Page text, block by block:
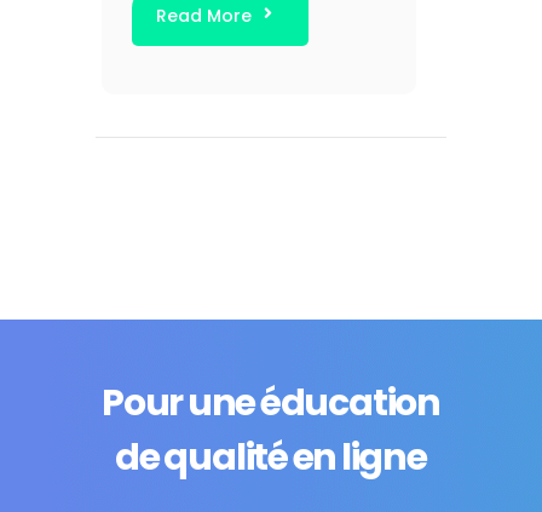
Read More
Pour une éducation
de qualité en ligne